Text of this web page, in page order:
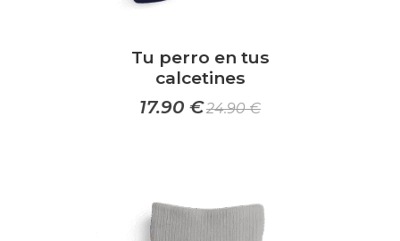
Tu perro en tus
calcetines
17.90 €24.90€
múltiples